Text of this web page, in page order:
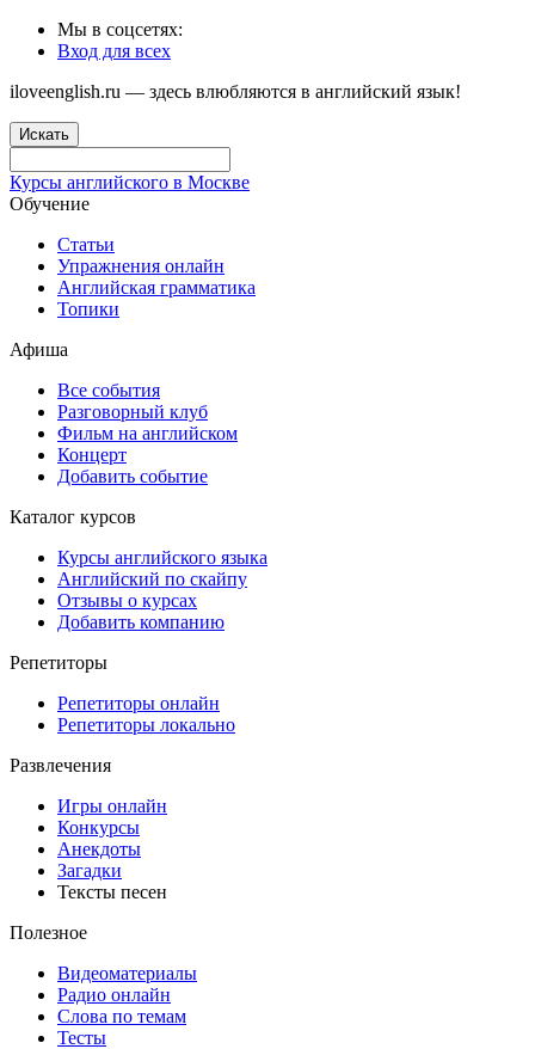
Мы в соцсетях:
Вход для всех
iloveenglish.ru — здесь влюбляются в английский язык!
Искать
Курсы английского в Москве
Обучение
Статьи
Упражнения онлайн
Английская грамматика
Топики
Афиша
Все события
Разговорный клуб
Фильм на английском
Концерт
Добавить событие
Каталог курсов
Курсы английского языка
Английский по скайпу
Отзывы о курсах
Добавить компанию
Репетиторы
Репетиторы онлайн
Репетиторы локально
Развлечения
Игры онлайн
Конкурсы
Анекдоты
Загадки
Тексты песен
Полезное
Видеоматериалы
Радио онлайн
Слова по темам
Тесты